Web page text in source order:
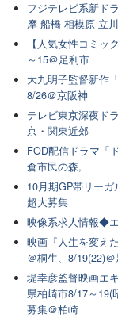
フジテレビ系新ド
摩 船橋 相模原 立
【人気女性コミッ
～15＠足利市
大九明子監督新作
8/26＠京阪神
テレビ東京深夜ド
京・関東近郊
FOD配信ドラマ「
倉市民の森,
10月期GP帯リー
超大募集
映像系求人情報◆
映画『人生を変え
＠桐生、8/19(22)＠
堤幸彦監督映画エ
県柏崎市8/17～19(
募集＠柏崎